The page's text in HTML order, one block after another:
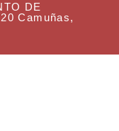
DE
Camuñas,